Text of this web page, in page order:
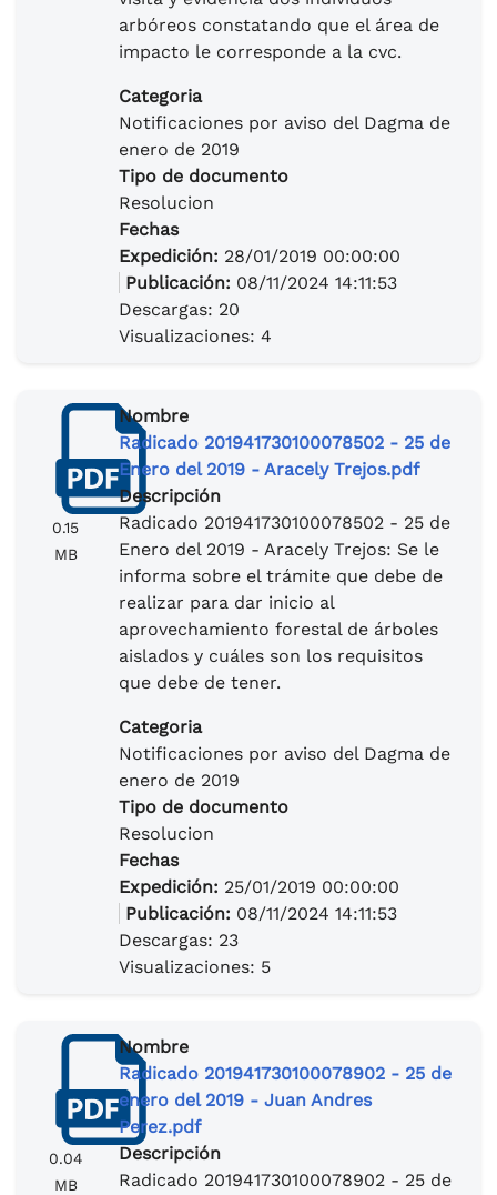
arbóreos constatando que el área de
impacto le corresponde a la cvc.
Categoria
Notificaciones por aviso del Dagma de
enero de 2019
Tipo de documento
Resolucion
Fechas
Expedición: 28/01/2019 00:00:00
Publicación: 08/11/2024 14:11:53
Descargas: 20
Visualizaciones: 4
0.15
MB
Nombre
Radicado 201941730100078502 - 25 de
Enero del 2019 - Aracely Trejos.pdf
Descripción
Radicado 201941730100078502 - 25 de
Enero del 2019 - Aracely Trejos: Se le
informa sobre el trámite que debe de
realizar para dar inicio al
aprovechamiento forestal de árboles
aislados y cuáles son los requisitos
que debe de tener.
Categoria
Notificaciones por aviso del Dagma de
enero de 2019
Tipo de documento
Resolucion
Fechas
Expedición: 25/01/2019 00:00:00
Publicación: 08/11/2024 14:11:53
Descargas: 23
Visualizaciones: 5
0.04
MB
Nombre
Radicado 201941730100078902 - 25 de
enero del 2019 - Juan Andres
Perez.pdf
Descripción
Radicado 201941730100078902 - 25 de